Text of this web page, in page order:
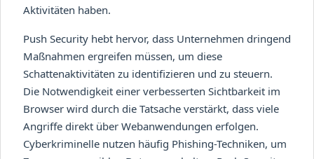
Aktivitäten haben.
Push Security hebt hervor, dass Unternehmen dringend
Maßnahmen ergreifen müssen, um diese
Schattenaktivitäten zu identifizieren und zu steuern.
Die Notwendigkeit einer verbesserten Sichtbarkeit im
Browser wird durch die Tatsache verstärkt, dass viele
Angriffe direkt über Webanwendungen erfolgen.
Cyberkriminelle nutzen häufig Phishing-Techniken, um